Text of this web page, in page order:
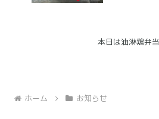
本日は油淋鶏弁当
ホーム お知らせ